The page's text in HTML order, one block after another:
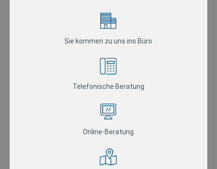
Sie kommen zu uns ins Büro
Telefonische Beratung
Online-Beratung